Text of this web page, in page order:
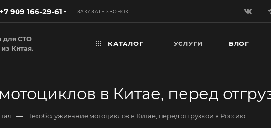
+7 909 166-29-61 ЗАКАЗАТЬ ЗВОНОК
для СТО
Китая.
КАТАЛОГ УСЛУГИ БЛОГ
в Китае, перед
— Техобслуживание мотоциклов в Китае, перед отгрузкой в Россию